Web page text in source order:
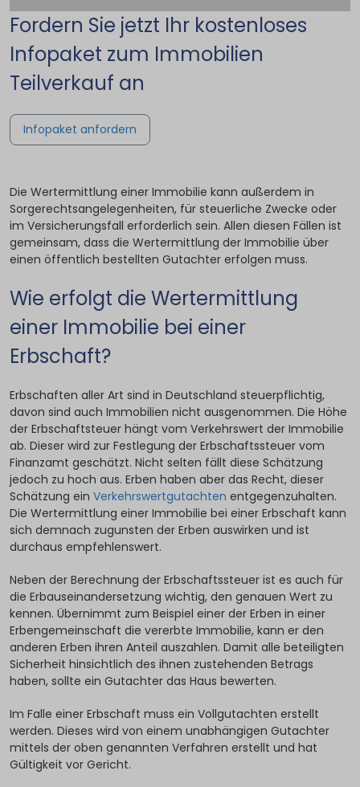
Fordern Sie jetzt Ihr kostenloses
Infopaket zum Immobilien
Teilverkauf an
Infopaket anfordern
Die Wertermittlung einer Immobilie kann außerdem in
Sorgerechtsangelegenheiten, für steuerliche Zwecke oder
im Versicherungsfall erforderlich sein. Allen diesen Fällen ist
gemeinsam, dass die Wertermittlung der Immobilie über
einen öffentlich bestellten Gutachter erfolgen muss.
Wie erfolgt die Wertermittlung
einer Immobilie bei einer
Erbschaft?
Erbschaften aller Art sind in Deutschland steuerpflichtig,
davon sind auch Immobilien nicht ausgenommen. Die Höhe
der Erbschaftsteuer hängt vom Verkehrswert der Immobilie
ab. Dieser wird zur Festlegung der Erbschaftssteuer vom
Finanzamt geschätzt. Nicht selten fällt diese Schätzung
jedoch zu hoch aus. Erben haben aber das Recht, dieser
Schätzung ein Verkehrswertgutachten entgegenzuhalten.
Die Wertermittlung einer Immobilie bei einer Erbschaft kann
sich demnach zugunsten der Erben auswirken und ist
durchaus empfehlenswert.
Neben der Berechnung der Erbschaftssteuer ist es auch für
die Erbauseinandersetzung wichtig, den genauen Wert zu
kennen. Übernimmt zum Beispiel einer der Erben in einer
Erbengemeinschaft die vererbte Immobilie, kann er den
anderen Erben ihren Anteil auszahlen. Damit alle beteiligten
Sicherheit hinsichtlich des ihnen zustehenden Betrags
haben, sollte ein Gutachter das Haus bewerten.
Im Falle einer Erbschaft muss ein Vollgutachten erstellt
werden. Dieses wird von einem unabhängigen Gutachter
mittels der oben genannten Verfahren erstellt und hat
Gültigkeit vor Gericht.